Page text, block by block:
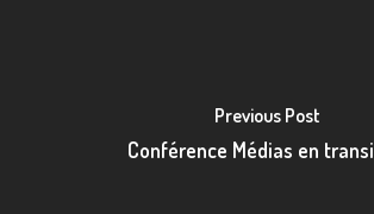
Previous Post
Conférence Médias en